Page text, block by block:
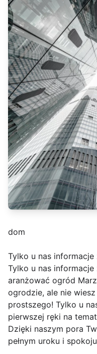
dom
Tylko u nas informacje
Tylko u nas
aranżować ogród
ogrodzie, ale nie
prostszego! Tylko u
pierwszej ręki na
Dzięki naszym pora
pełnym uroku i